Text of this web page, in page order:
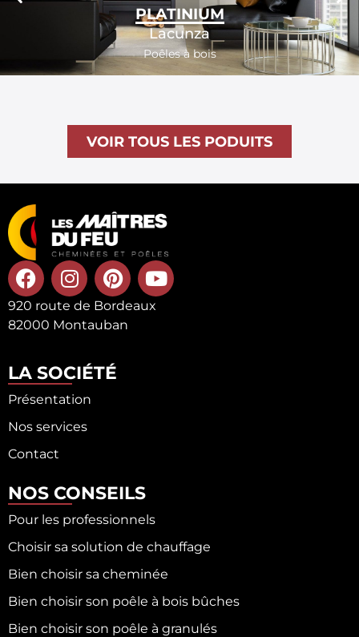
PLATINIUM
Lacunza
Poêles à bois
VOIR TOUS LES PODUITS
920 route de Bordeaux
82000 Montauban
LA SOCIÉTÉ
Présentation
Nos services
Contact
NOS CONSEILS
Pour les professionnels
Choisir sa solution de chauffage
Bien choisir sa cheminée
Bien choisir son poêle à bois bûches
Bien choisir son poêle à granulés